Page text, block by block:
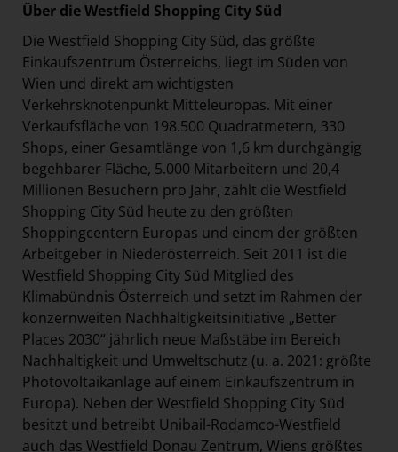
Über die Westfield Shopping City Süd
Die Westfield Shopping City Süd, das größte
Einkaufszentrum Österreichs, liegt im Süden von
Wien und direkt am wichtigsten
Verkehrsknotenpunkt Mitteleuropas. Mit einer
Verkaufsfläche von 198.500 Quadratmetern, 330
Shops, einer Gesamtlänge von 1,6 km durchgängig
begehbarer Fläche, 5.000 Mitarbeitern und 20,4
Millionen Besuchern pro Jahr, zählt die Westfield
Shopping City Süd heute zu den größten
Shoppingcentern Europas und einem der größten
Arbeitgeber in Niederösterreich. Seit 2011 ist die
Westfield Shopping City Süd Mitglied des
Klimabündnis Österreich und setzt im Rahmen der
konzernweiten Nachhaltigkeitsinitiative „Better
Places 2030“ jährlich neue Maßstäbe im Bereich
Nachhaltigkeit und Umweltschutz (u. a. 2021: größte
Photovoltaikanlage auf einem Einkaufszentrum in
Europa). Neben der Westfield Shopping City Süd
besitzt und betreibt Unibail-Rodamco-Westfield
auch das Westfield Donau Zentrum, Wiens größtes